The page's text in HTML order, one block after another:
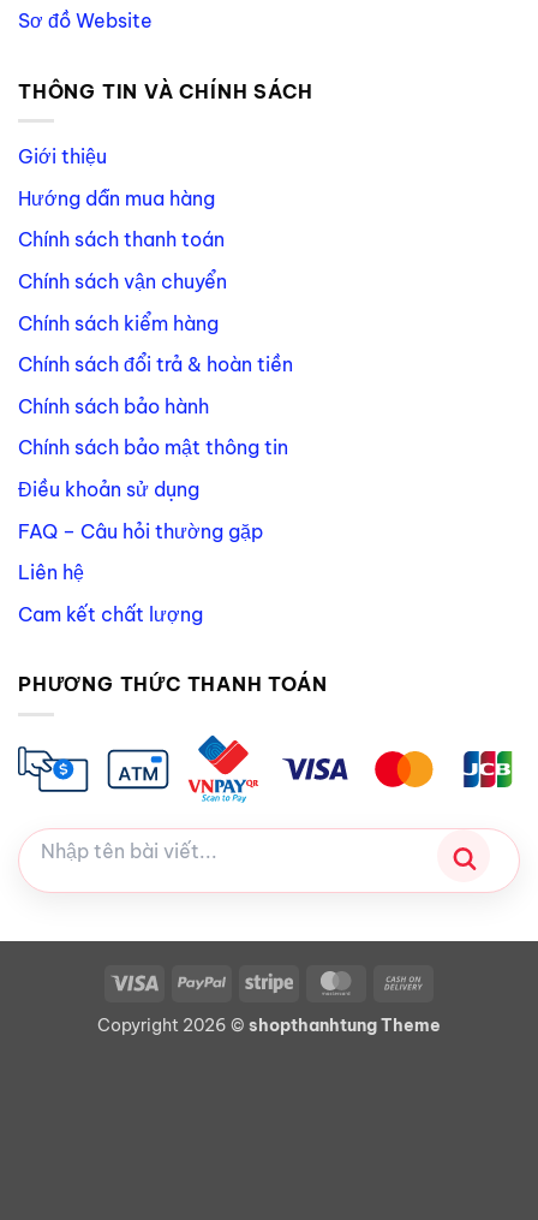
Sơ đồ Website
THÔNG TIN VÀ CHÍNH SÁCH
Giới thiệu
Hướng dẫn mua hàng
Chính sách thanh toán
Chính sách vận chuyển
Chính sách kiểm hàng
Chính sách đổi trả & hoàn tiền
Chính sách bảo hành
Chính sách bảo mật thông tin
Điều khoản sử dụng
FAQ – Câu hỏi thường gặp
Liên hệ
Cam kết chất lượng
PHƯƠNG THỨC THANH TOÁN
Visa PayPal Stripe MasterCard
Delivery
Copyright 2026 © shopthanhtung Theme